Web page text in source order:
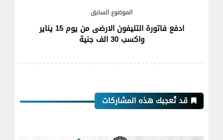
الموضوع السابق
ادفع فاتورة التليفون الارضى من يوم 15 يناير
واكسب 30 الف جنية
قد تُعجبك هذه المشاركات